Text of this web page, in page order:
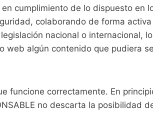
cumplimiento de lo dispuesto en
colaborando de forma
nacional o internacional,
web algún contenido que pudiera
funcione correctamente. En
no descarta la posibilidad